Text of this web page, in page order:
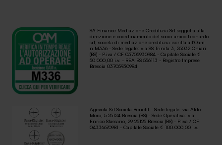
SA Finance Mediazione Creditizia Srl soggetta alla
direzione e coordinamento del socio unico Leonardo
srl, società di mediazione creditizia iscritta all'Oam
n.M336 - Sede legale: via SS Trinità 3, 25032 Chiari
(BS) - P.iva / CF 03705930984 - Capitale Sociale €
50.000,00 i.v. - REA BS 556113 - Registro Imprese
Brescia 03705930984
Agevola Srl Società Benefit - Sede legale: via Aldo
Moro, 5 25124 Brescia (BS) - Sede Operativa: via
Enrico Stassano, 29 25125 Brescia (BS) - P.iva / CF:
04336670981 - Capitale Sociale € 100.000,00 i.v.